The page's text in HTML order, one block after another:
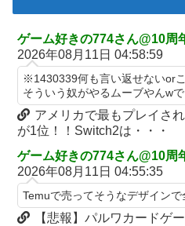
久保史緒里ちゃん、NHKドラマ10
演！！！【元乃木坂46】
遠藤の涙という苦行に終わりが見
いう地獄、、、
インプ稼ぎの情報商材屋「避難所
ろって言われた」釣られた奴「何
結局ケンカで剣道に勝てるスポー
【悲報】『宗教配慮が足りない！
しに各所に苦情殺到 → へ「保健
ｗｗｗｗｗｗｗｗｗｗｗ【...
【平和祈念式典】「痛恨のエラ
崎市長「つい熱くなって」NPT義
パヨ「高市に野次を飛ばす理由？
でしょ。それと同じで、人として
彼女に浮気されたワイ（38）、
ング」を始めようとした結果ｗｗ
【朗報】リコリコ放送4周年記念
リコイル」の演出映像”たぬきを
開される
【画像あり】転売屋の娘「ママ
ー！」親「！！！！！！」
アップル、中国製メモリーチップ
けてくださるかも
【日向坂46】 下着姿のかほりん
ダウンード版買うやつの特徴「
ゲーム好きの774さん@10周
2026年08月11日 04:58:59
※1430339何も言い返せないor
そういう奴がやるムーブやんw
アメリカで最もプレイさ
が1位！！Switch2は・・・
ゲーム好きの774さん@10周
2026年08月11日 04:55:35
Temuで売ってそうなデザイン
【悲報】パルワカードゲ